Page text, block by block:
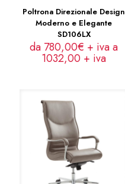
Poltrona Direzionale Design
Moderno e Elegante
SD106LX
da 780,00€ + iva a
1032,00 + iva